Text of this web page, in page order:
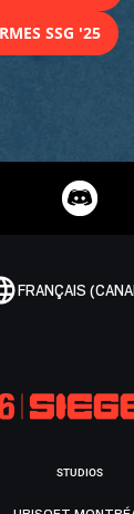
SSG '25
FRANÇAIS
STUDIOS